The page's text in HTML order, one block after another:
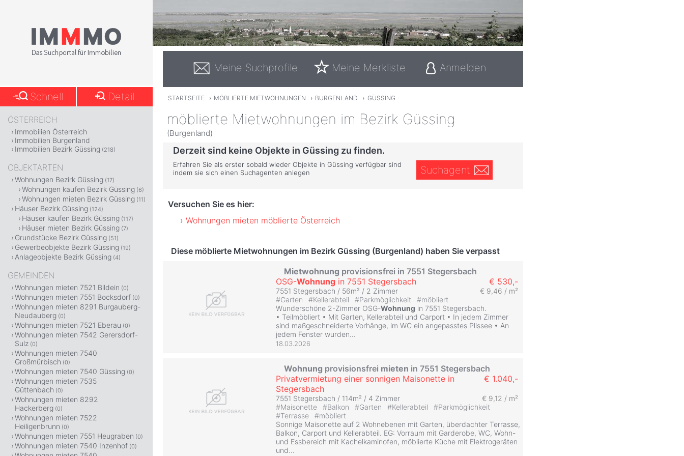
Meine Suchprofile Meine Merkliste Anmelden
STARTSEITE › MÖBLIERTE MIETWOHNUNGEN › BURGENLAND › GÜSSING
möblierte Mietwohnungen im Bezirk Güssing
(Burgenland)
Derzeit sind keine Objekte in Güssing zu finden.
Erfahren Sie als erster sobald wieder Objekte in Güssing verfügbar sind
indem sie sich einen Suchagenten anlegen
Suchagent
Versuchen Sie es hier:
Wohnungen mieten möblierte Österreich
Diese möblierte Mietwohnungen im Bezirk Güssing (Burgenland) haben Sie verpasst
Mietwohnung provisionsfrei in 7551 Stegersbach
OSG-Wohnung in 7551 Stegersbach € 530,-
7551 Stegersbach / 56m² / 2 Zimmer
€ 9,46 / m²
#Garten #Kellerabteil #Parkmöglichkeit #möbliert
Wunderschöne 2-Zimmer OSG-Wohnung in 7551 Stegersbach.
• Teilmöbliert • Mit Garten, Kellerabteil und Carport • In jedem Zimmer
sind maßgeschneiderte Vorhänge, im WC ein angepasstes Plissee • An
jedem Fenster wurden...
18.03.2026
Wohnung provisionsfrei mieten in 7551 Stegersbach
Privatvermietung einer sonnigen Maisonette in
Stegersbach
€ 1.040,-
7551 Stegersbach / 114m² / 4 Zimmer
€ 9,12 / m²
#Maisonette #Balkon #Garten #Kellerabteil #Parkmöglichkeit
#Terrasse #möbliert
Sonnige Maisonette auf 2 Wohnebenen mit Garten, überdachter Terrasse,
Balkon, Carport und Kellerabteil. EG: Vorraum mit Garderobe, WC, Wohn-
und Essbereich mit Kachelkaminofen, möblierte Küche mit Elektrogeräten
und...
Schnell Detail
ÖSTERREICH
Immobilien Österreich
Immobilien Burgenland
Immobilien Bezirk Güssing (218)
OBJEKTARTEN
Wohnungen Bezirk Güssing (17)
Wohnungen kaufen Bezirk Güssing (6)
Wohnungen mieten Bezirk Güssing (11)
Häuser Bezirk Güssing (124)
Häuser kaufen Bezirk Güssing (117)
Häuser mieten Bezirk Güssing (7)
Grundstücke Bezirk Güssing (51)
Gewerbeobjekte Bezirk Güssing (19)
Anlageobjekte Bezirk Güssing (4)
GEMEINDEN
Wohnungen mieten 7521 Bildein (0)
Wohnungen mieten 7551 Bocksdorf (0)
Wohnungen mieten 8291 Burgauberg-
Neudauberg (0)
Wohnungen mieten 7521 Eberau (0)
Wohnungen mieten 7542 Gerersdorf-
Sulz (0)
Wohnungen mieten 7540
Großmürbisch (0)
Wohnungen mieten 7540 Güssing (0)
Wohnungen mieten 7535
Güttenbach (0)
Wohnungen mieten 8292
Hackerberg (0)
Wohnungen mieten 7522
Heiligenbrunn (0)
Wohnungen mieten 7551 Heugraben (0)
Wohnungen mieten 7540 Inzenhof (0)